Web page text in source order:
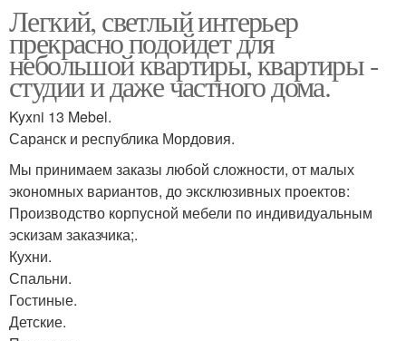
Легкий, светлый интерьер
прекрасно подойдет для
небольшой квартиры, квартиры -
студии и даже частного дома.
Kyxni 13 Mebel.
Саранск и республика Мордовия.
Мы принимаем заказы любой сложности, от малых
экономных вариантов, до эксклюзивных проектов:
Производство корпусной мебели по индивидуальным
эскизам заказчика;.
Кухни.
Спальни.
Гостиные.
Детские.